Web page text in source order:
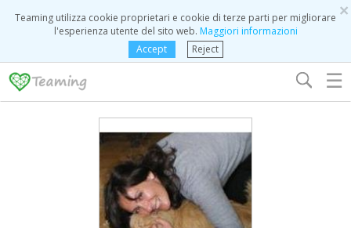
×
Teaming utilizza cookie proprietari e cookie di terze parti per migliorare
l'esperienza utente del sito web. Maggiori informazioni
Accept
Reject
☰